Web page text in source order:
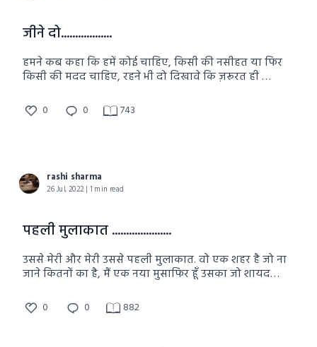
जीने दो..................
हमने कब कहा कि हमें कोई चाहिए, किसी की नसीहत या फिर
किसी की मदद चाहिए, रहने भी दो दिखावे कि ज़रूरत ही क्या
0 0 743
rashi sharma
26 Jul, 2022 | 1 min read
पहली मुलाकात .....................
उससे मेरी और मेरी उससे पहली मुलाकात. वो एक शहर है जो ना
जाने कितनों का है, मैं एक नया मुसाफिर हूँ उसका जो शायद
वहाँ से भी चल देंगे.
0 0 882